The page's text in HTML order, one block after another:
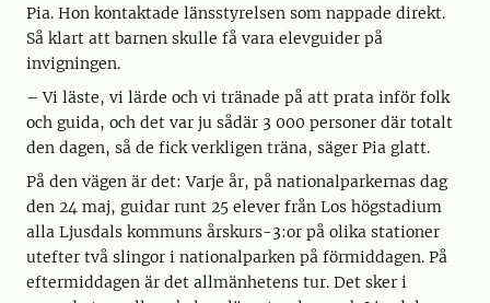
Pia. Hon kontaktade länsstyrelsen som nappade direkt.
Så klart att barnen skulle få vara elevguider på
invigningen.
– Vi läste, vi lärde och vi tränade på att prata inför folk
och guida, och det var ju sådär 3 000 personer där totalt
den dagen, så de fick verkligen träna, säger Pia glatt.
På den vägen är det: Varje år, på nationalparkernas dag
den 24 maj, guidar runt 25 elever från Los högstadium
alla Ljusdals kommuns årskurs-3:or på olika stationer
utefter två slingor i nationalparken på förmiddagen. På
eftermiddagen är det allmänhetens tur. Det sker i